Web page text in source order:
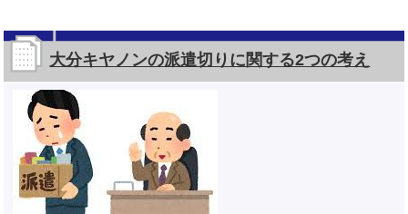
大分キヤノンの派遣切りに関する2つの考え